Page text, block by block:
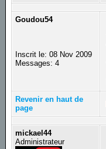
Goudou54
Inscrit le: 08 Nov 2009
Messages: 4
Revenir en haut de
page
mickael44
Administrateur